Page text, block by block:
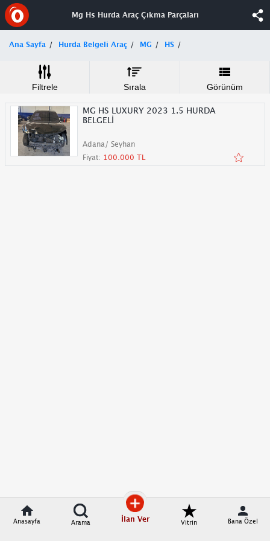
Mg Hs Hurda Araç Çıkma Parçaları
Ana Sayfa Hurda Belgeli Araç MG HS
Filtrele Sırala Görünüm
MG HS LUXURY 2023 1.5 HURDA
BELGELİ
Adana/ Seyhan
Fiyat: 100.000 TL
Anasayfa Arama İlan Ver Vitrin Bana Özel